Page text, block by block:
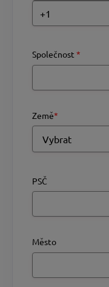
Společnost *
Země*
PSČ
Město